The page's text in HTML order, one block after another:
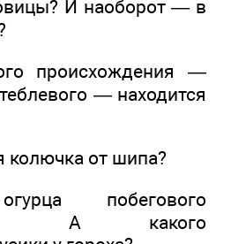
И наоборот — в
происхождения —
— находится
колючка от шипа?
побегового
А какого